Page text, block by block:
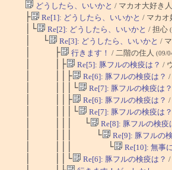
どうしたら、いいかと / マカオ大好き人
├ Re[1]: どうしたら、いいかと / マカオ
│└ Re[2]: どうしたら、いいかと / 担心
│ └ Re[3]: どうしたら、いいかと /
│ ├ 行きます！ / 二階の住人 (09/
│ │├ Re[5]: 豚フルの検疫は？ /
│ ││├ Re[6]: 豚フルの検疫は？ /
│ │││└ Re[7]: 豚フルの検疫は？
│ ││├ Re[6]: 豚フルの検疫は？ /
│ │││└ Re[7]: 豚フルの検疫は？
│ │││ └ Re[8]: 豚フルの検疫
│ │││ └ Re[9]: 豚フルの
│ │││ └ Re[10]: 無事
│ ││└ Re[6]: 豚フルの検疫は？ /